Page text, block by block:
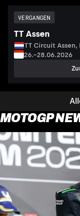
VERGANGEN
TT Assen
TT Circuit Assen,
26.–28.06.2026
MOTOGP